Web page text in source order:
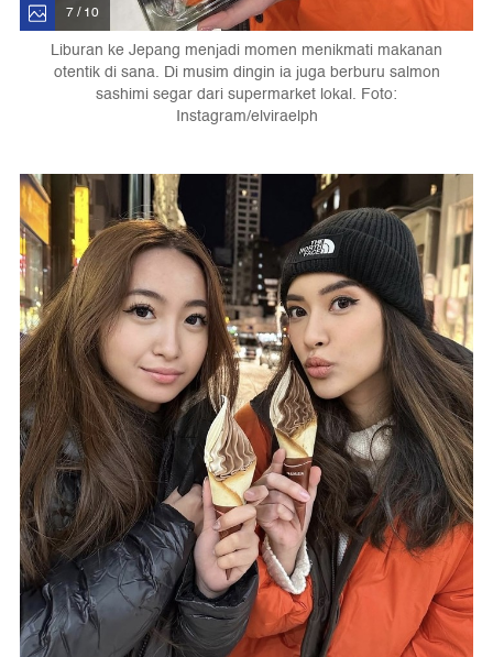
7 / 10
Liburan ke Jepang menjadi momen menikmati makanan
otentik di sana. Di musim dingin ia juga berburu salmon
sashimi segar dari supermarket lokal. Foto:
Instagram/elviraelph